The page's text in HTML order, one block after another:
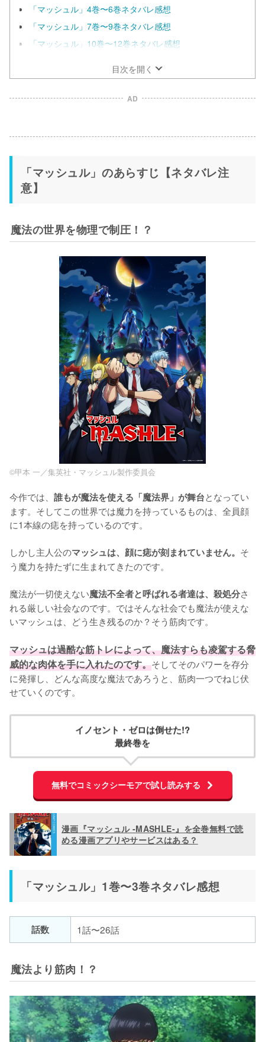
「マッシュル」4巻〜6巻ネタバレ感想
「マッシュル」7巻〜9巻ネタバレ感想
「マッシュル」10巻〜12巻ネタバレ感想
目次を開く
AD
「マッシュル」のあらすじ【ネタバレ注
意】
魔法の世界を物理で制圧！？
©甲本 一／集英社・マッシュル製作委員会
今作では、 誰もが魔法を使える「魔法界」が舞台となってい
ます。そしてこの世界では魔力を持っているものは、全員顔
に1本線の痣を持っているのです。
しかし主人公のマッシュは、顔に痣が刻まれていません。 そ
う魔力を持たずに生まれてきたのです。
魔法が一切使えない魔法不全者と呼ばれる者達は、殺処分さ
れる厳しい社会なのです。ではそんな社会でも魔法が使えな
いマッシュは、どう生き残るのか？そう筋肉です。
マッシュは過酷な筋トレによって、魔法すらも凌駕する脅
威的な肉体を手に入れたのです。そしてそのパワーを存分
に発揮し、どんな高度な魔法であろうと、筋肉一つでねじ伏
せていくのです。
イノセント・ゼロは倒せた!?
最終巻を
無料でコミックシーモアで試し読みする
漫画『マッシュル -MASHLE-』を全巻無料で読
める漫画アプリやサービスはある？
「マッシュル」1巻〜3巻ネタバレ感想
話数 1話〜26話
魔法より筋肉！？